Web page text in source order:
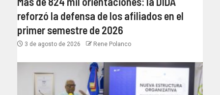
reforzó la defensa de los afiliados en el
primer semestre de 2026
3 de agosto de 2026 Rene Polanco